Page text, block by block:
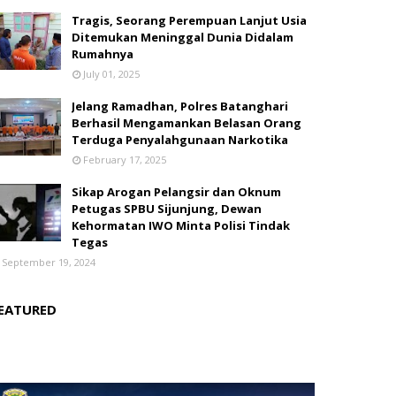
Tragis, Seorang Perempuan Lanjut Usia
Ditemukan Meninggal Dunia Didalam
Rumahnya
July 01, 2025
Jelang Ramadhan, Polres Batanghari
Berhasil Mengamankan Belasan Orang
Terduga Penyalahgunaan Narkotika
February 17, 2025
Sikap Arogan Pelangsir dan Oknum
Petugas SPBU Sijunjung, Dewan
Kehormatan IWO Minta Polisi Tindak
Tegas
September 19, 2024